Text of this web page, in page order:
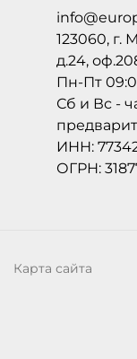
123060, г.
д.24,
Пн-Пт
Сб и Вс -
ИНН:
ОГРН:
Карта сайта